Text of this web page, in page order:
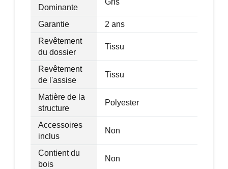
Dominante
Garantie
2 ans
Revêtement
du dossier
Tissu
Revêtement
de l'assise
Tissu
Matière de la
structure
Polyester
Accessoires
inclus
Non
Contient du
bois
Non